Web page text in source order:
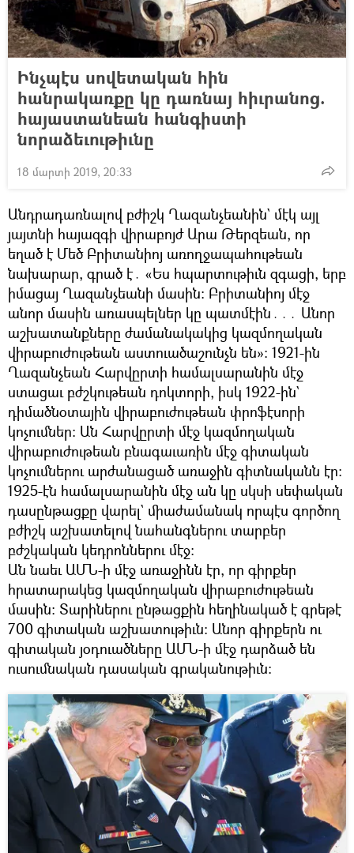
Ինչպէս սովետական հին
հանրակառքը կը դառնայ հիւրանոց.
հայաստանեան հանգիստի
նորաձեւութիւնը
18 մարտի 2019, 20:33
Անդրադառնալով բժիշկ Ղազանչեանին` մէկ այլ
յայտնի հայազգի վիրաբոյժ Արա Թերզեան, որ
եղած է Մեծ Բրիտանիոյ առողջապահութեան
նախարար, գրած է․ «Ես հպարտութիւն զգացի, երբ
իմացայ Ղազանչեանի մասին: Բրիտանիոյ մէջ
անոր մասին առասպելներ կը պատմէին․․․ Անոր
աշխատանքները ժամանակակից կազմողական
վիրաբուժութեան աստուածաշունչն են»: 1921-ին
Ղազանչեան Հարվըրտի համալսարանին մէջ
ստացաւ բժշկութեան դոկտորի, իսկ 1922-ին`
դիմածնօտային վիրաբուժութեան փրոֆէսորի
կոչումներ: Ան Հարվըրտի մէջ կազմողական
վիրաբուժութեան բնագաւառին մէջ գիտական
կոչումներու արժանացած առաջին գիտնականն էր:
1925-էն համալսարանին մէջ ան կը սկսի սեփական
դասընթացքը վարել` միաժամանակ որպէս գործող
բժիշկ աշխատելով նահանգներու տարբեր
բժշկական կեդրոններու մէջ:
Ան նաեւ ԱՄՆ-ի մէջ առաջինն էր, որ գիրքեր
հրատարակեց կազմողական վիրաբուժութեան
մասին: Տարիներու ընթացքին հեղինակած է գրեթէ
700 գիտական աշխատութիւն: Անոր գիրքերն ու
գիտական յօդուածները ԱՄՆ-ի մէջ դարձած են
ուսումնական դասական գրականութիւն: